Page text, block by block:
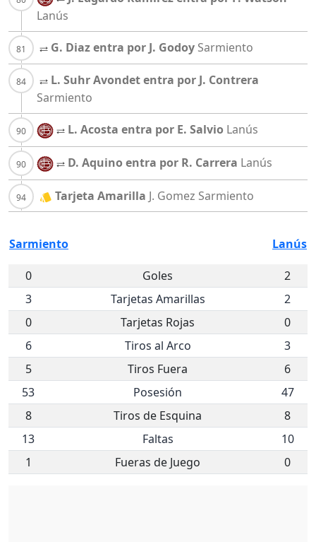
Lanús
G. Diaz entra por J. Godoy Sarmiento
L. Suhr Avondet entra por J. Contrera
Sarmiento
L. Acosta entra por E. Salvio Lanús
D. Aquino entra por R. Carrera Lanús
Tarjeta Amarilla J. Gomez Sarmiento
Sarmiento Lanús
0 Goles
2
3
Tarjetas Amarillas
2
0
Tarjetas Rojas
0
6
Tiros al Arco
3
5
Tiros Fuera
6
53
Posesión
47
8
Tiros de Esquina
8
13
Faltas
10
1
Fueras de Juego 0